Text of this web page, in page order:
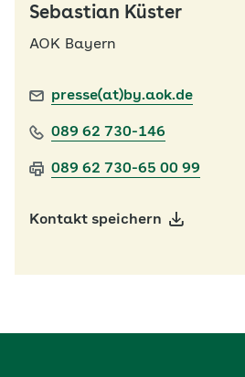
Sebastian Küster
AOK Bayern
presse(at)by.aok.de
089 62 730-146
089 62 730-65 00 99
Kontakt speichern